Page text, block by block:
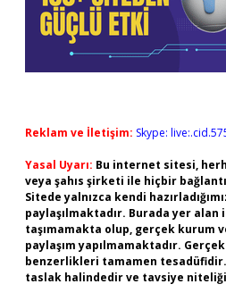
Reklam ve İletişim: Skype:
Yasal Uyarı: Bu internet sitesi,
veya şahıs şirketi ile hiçbir
Sitede yalnızca kendi
paylaşılmaktadır. Burada yer
taşımamakta olup, gerçek kurum
paylaşım yapılmamaktadır.
benzerlikleri tamamen
taslak halindedir ve tavsiye